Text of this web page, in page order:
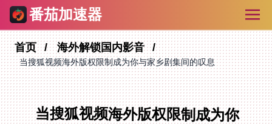
番茄加速器
首页 海外解锁国内影音
当搜狐视频海外版权限制成为你与家乡剧集间的叹息
当搜狐视频海外版权限制成为你